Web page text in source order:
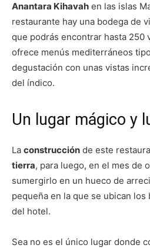
Anantara Kihavah en las islas
restaurante hay una bodega de
que podrás encontrar hasta 250
ofrece menús mediterráneos
degustación con unas vistas
del índico.
Un lugar mágico y
La construcción de este
tierra, para luego, en el mes de
sumergirlo en un hueco de
pequeña en la que se ubican
del hotel.
Sea no es el único lugar donde